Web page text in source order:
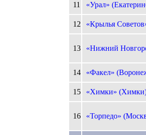
11 «Урал»
12 «Крылья
13 «Нижний
14 «Факел»
15 «Химки»
16 «Торпедо»